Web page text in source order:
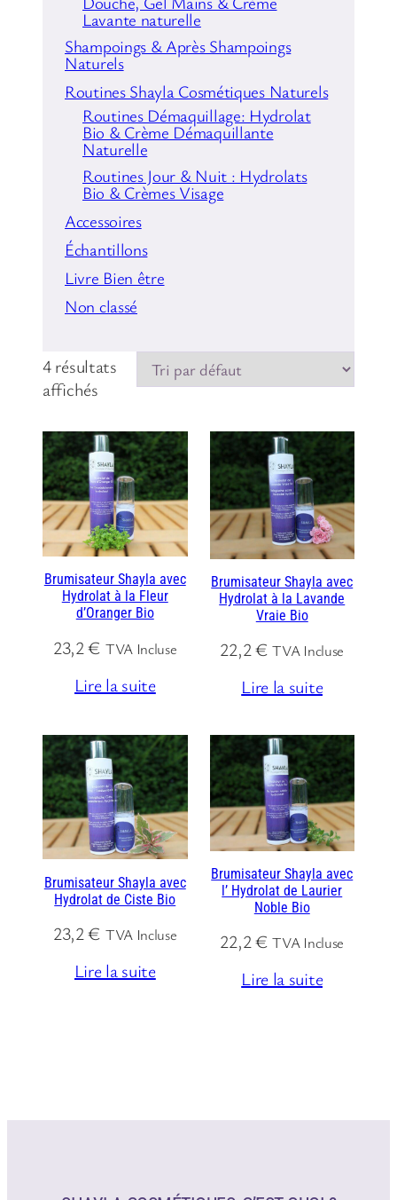
Lavante naturelle
Shampoings & Après Shampoings
Naturels
Routines Shayla Cosmétiques Naturels
Routines Démaquillage: Hydrolat
Bio & Crème Démaquillante
Naturelle
Routines Jour & Nuit : Hydrolats
Bio & Crèmes Visage
Accessoires
Échantillons
Livre Bien être
Non classé
4 résultats
affichés
Brumisateur Shayla avec
Hydrolat à la Fleur
d’Oranger Bio
23,2€ TVA Incluse
Lire la suite
Brumisateur Shayla avec
Hydrolat à la Lavande
Vraie Bio
22,2€ TVA Incluse
Lire la suite
Brumisateur Shayla avec
Hydrolat de Ciste Bio
23,2€ TVA Incluse
Lire la suite
Brumisateur Shayla avec
l’ Hydrolat de Laurier
Noble Bio
22,2€ TVA Incluse
Lire la suite